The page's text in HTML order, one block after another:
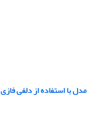
با استفاده از دلفی فازی